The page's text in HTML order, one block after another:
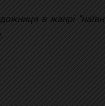
в жанрі